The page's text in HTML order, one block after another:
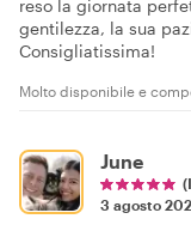
reso la giornata
gentilezza, la sua
Consigliatissima!
Molto disponibile e
June
3 agosto